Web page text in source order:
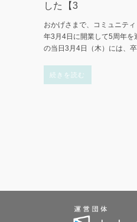
した【3
おかげさまで、コミュニテ
年3月4日に開業して5周年を
の当日3月4日（木）には、卒
続きを読む